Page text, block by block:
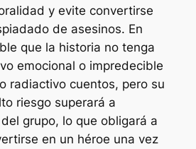
y evite convertirse
de asesinos. En
que la historia no tenga
emocional o impredecible
radiactivocuentos, pero su
riesgo superará a
grupo, lo que obligará a
en un héroe una vez